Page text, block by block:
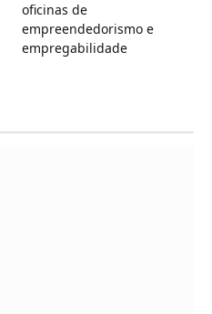
oficinas de
empreendedorismo e
empregabilidade